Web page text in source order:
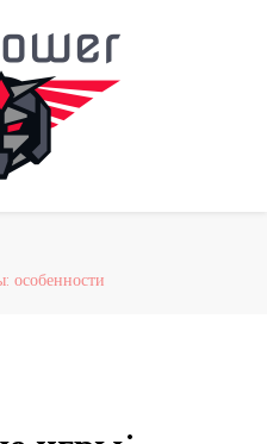
особенности